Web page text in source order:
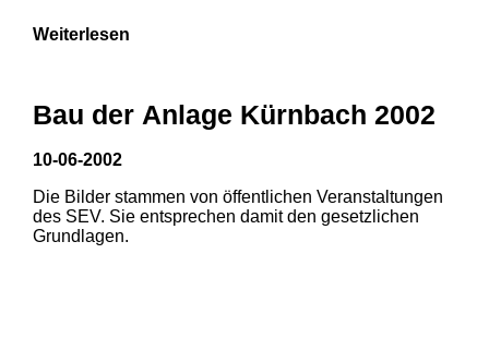
Weiterlesen
Bau der Anlage Kürnbach 2002
10-06-2002
Die Bilder stammen von öffentlichen Veranstaltungen
des SEV. Sie entsprechen damit den gesetzlichen
Grundlagen.